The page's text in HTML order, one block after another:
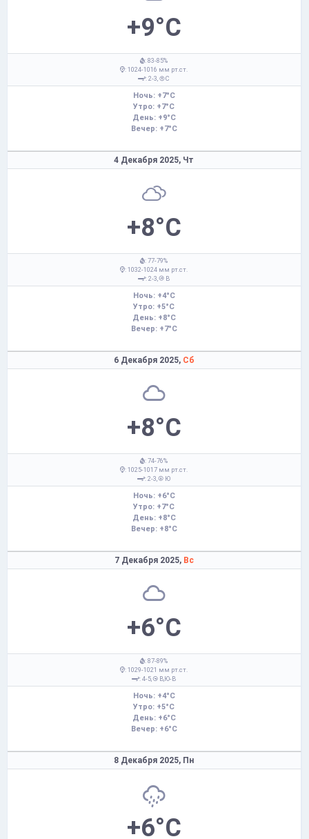
+9°C
: 83-85%
: 1024-1016 мм рт.ст.
: 2-3,
С
Ночь: +7°C
Утро: +7°C
День: +9°C
Вечер: +7°C
4 Декабря 2025, Чт
+8°C
: 77-79%
: 1032-1024 мм рт.ст.
: 2-3,
В
Ночь: +4°C
Утро: +5°C
День: +8°C
Вечер: +7°C
6 Декабря 2025, Сб
+8°C
: 74-76%
: 1025-1017 мм рт.ст.
: 2-3,
Ю
Ночь: +6°C
Утро: +7°C
День: +8°C
Вечер: +8°C
7 Декабря 2025, Вс
+6°C
: 87-89%
: 1029-1021 мм рт.ст.
: 4-5,
В,Ю-В
Ночь: +4°C
Утро: +5°C
День: +6°C
Вечер: +6°C
8 Декабря 2025, Пн
+6°C